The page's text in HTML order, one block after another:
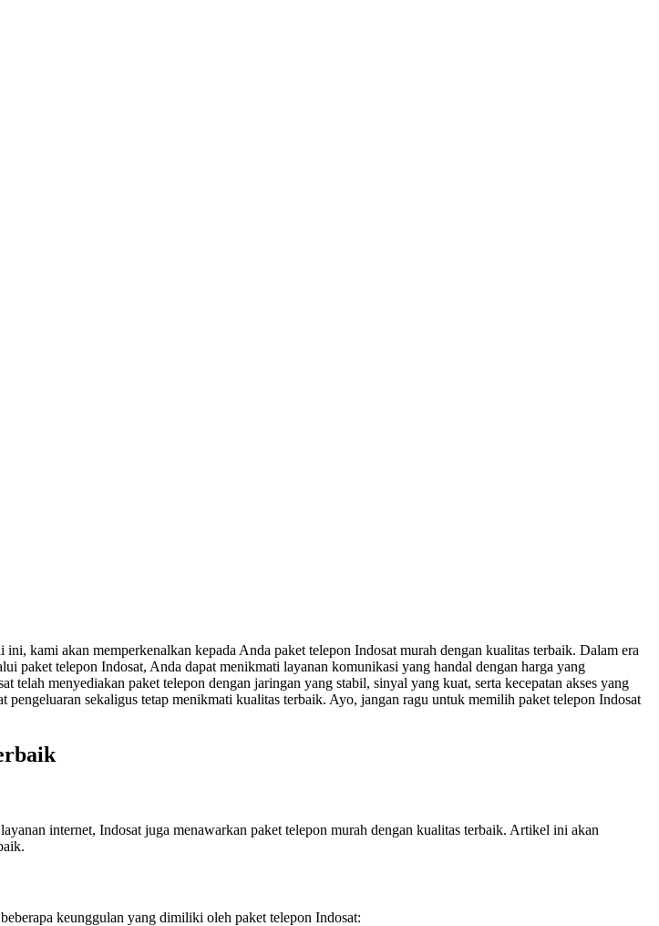
kami akan memperkenalkan kepada Anda paket telepon Indosat murah dengan kualitas terbaik. Dalam era
paket telepon Indosat, Anda dapat menikmati layanan komunikasi yang handal dengan harga yang
menyediakan paket telepon dengan jaringan yang stabil, sinyal yang kuat, serta kecepatan akses yang
sekaligus tetap menikmati kualitas terbaik. Ayo, jangan ragu untuk memilih paket telepon Indosat
internet, Indosat juga menawarkan paket telepon murah dengan kualitas terbaik. Artikel ini akan
keunggulan yang dimiliki oleh paket telepon Indosat: